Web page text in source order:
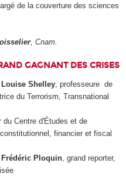
de la couverture des sciences
, Cnam.
GAGNANT DES CRISES
Shelley, professeure de
du Terrorism, Transnational
du Centre d'Études et de
financier et fiscal
Ploquin, grand reporter,